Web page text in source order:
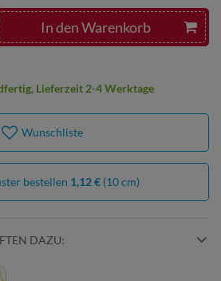
In den Warenkorb
Lieferzeit 2-4 Werktage
Wunschliste
bestellen 1,12 € (10 cm)
DAZU: